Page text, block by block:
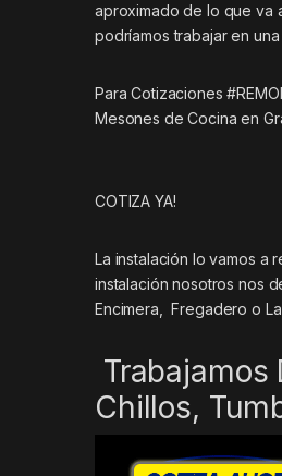
aproximado de lo que va
podríamos trabajar en
Para Cotizaciones
Mesones de Cocina en
COTIZA YA!
La instalación lo vamos a
instalación nosotros nos
Encimera, Fregadero o
Trabajamos
Chillos,